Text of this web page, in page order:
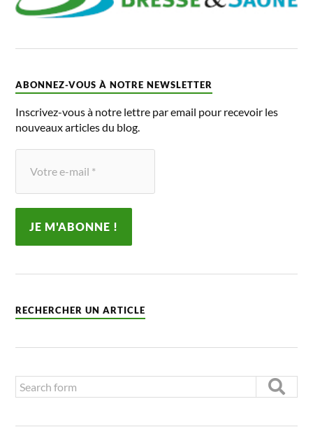
ABONNEZ-VOUS À NOTRE NEWSLETTER
Inscrivez-vous à notre lettre par email pour recevoir les
nouveaux articles du blog.
RECHERCHER UN ARTICLE